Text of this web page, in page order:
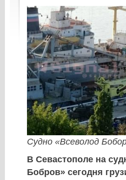
Судно «Всеволод
В Севастополе на
Бобров» сегодня